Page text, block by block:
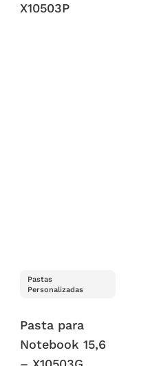
X10503P
Pastas
Personalizadas
Pasta para
Notebook 15,6